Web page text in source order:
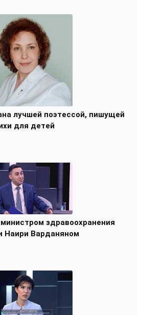
лучшей поэтессой, пишущей
для детей
здравоохранения
Наири Варданяном